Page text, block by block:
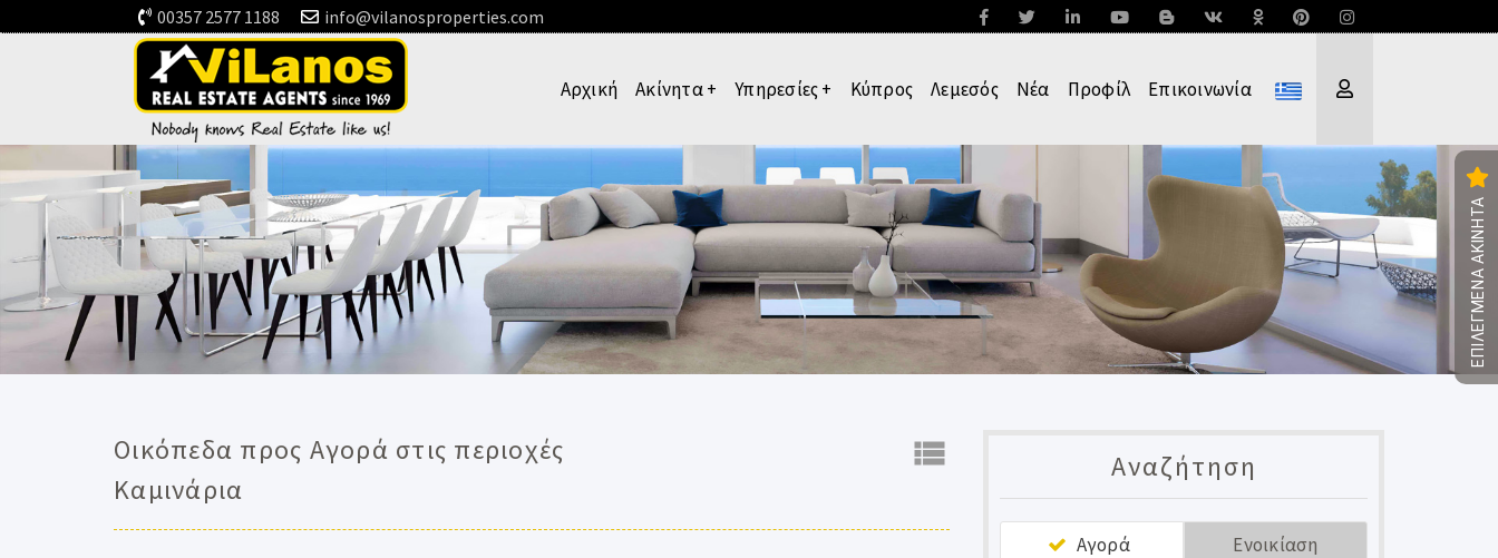
00357 2577 1188 info@vilanosproperties.com
Αρχική Ακίνητα+ Υπηρεσίες+ Κύπρος Λεμεσός Νέα Προφίλ Επικοινωνία
ΕΠΙΛΕΓΜΕΝΑ ΑΚΙΝΗΤΑ
Οικόπεδα προς Αγορά στις περιοχές
Καμινάρια
 Αναζήτηση
Αγορά
Ενοικίαση